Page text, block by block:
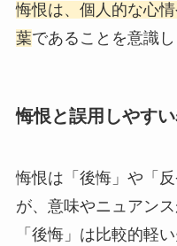
悔恨は、個人的な心
葉であることを意識し
悔恨と誤用しやす
悔恨は「後悔」や「
が、意味やニュアンス
「後悔」は比較的軽